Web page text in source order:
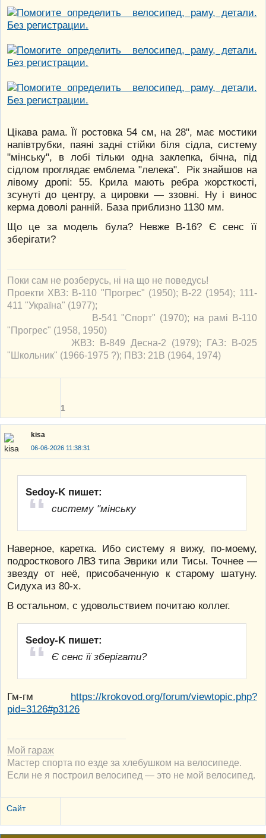
Цікава рама. Її ростовка 54 см, на 28", має мостики
напівтрубки, паяні задні стійки біля сідла, систему
"мінську", в лобі тільки одна заклепка, бічна, під
сідлом проглядає емблема "лелека". Рік знайшов на
лівому дропі: 55. Крила мають ребра жорсткості,
зсунуті до центру, а цировки — ззовні. Ну і винос
керма доволі ранній. База приблизно 1130 мм.
Що це за модель була? Невже В-16? Є сенс її
зберігати?
Поки сам не розберусь, ні на що не поведусь!
Проекти ХВЗ: В-110 "Прогрес" (1950); В-22 (1954); 111-
411 "Україна" (1977);
В-541 "Спорт" (1970); на рамі В-110
"Прогрес" (1958, 1950)
ЖВЗ: В-849 Десна-2 (1979); ГАЗ: В-025
"Школьник" (1966-1975 ?); ПВЗ: 21В (1964, 1974)
1
kisa
06-06-2026 11:38:31
Sedoy-K пишет:
систему "мінську
Наверное, каретка. Ибо систему я вижу, по-моему,
подросткового ЛВЗ типа Эврики или Тисы. Точнее —
звезду от неё, присобаченную к старому шатуну.
Сидуха из 80-х.
В остальном, с удовольствием почитаю коллег.
Sedoy-K пишет:
Є сенс її зберігати?
Гм-гм https://krokovod.org/forum/viewtopic.php?
pid=3126#p3126
Мой гараж
Мастер спорта по езде за хлебушком на велосипеде.
Если не я построил велосипед — это не мой велосипед.
Сайт